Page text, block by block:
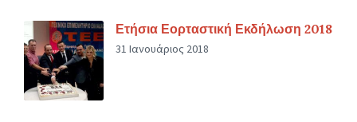
Ετήσια Εορταστική Εκδήλωση 2018
31 Ιανουάριος 2018